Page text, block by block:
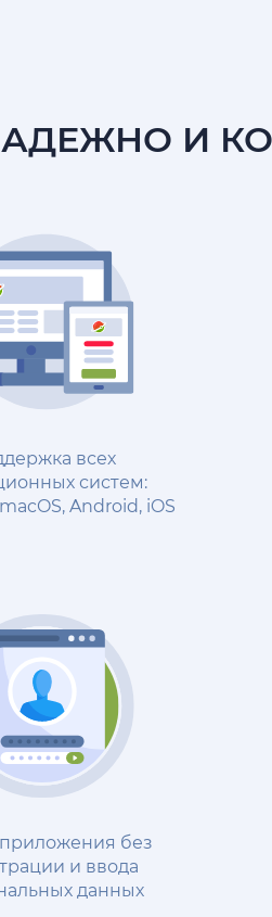
И
всех
систем:
Android, iOS
без
и ввода
данных